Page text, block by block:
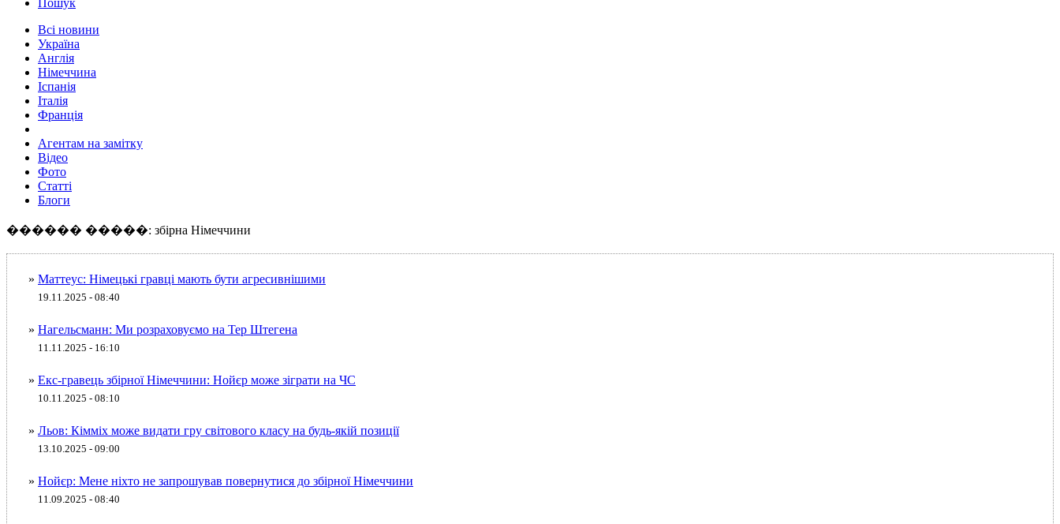
Пошук
Всі новини
Україна
Англія
Німеччина
Іспанія
Італія
Франція
Агентам на замітку
Відео
Фото
Статті
Блоги
������ �����: збірна Німеччини
» Маттеус: Німецькі гравці мають бути агресивнішими
19.11.2025 - 08:40
» Нагельсманн: Ми розраховуємо на Тер Штегена
11.11.2025 - 16:10
» Екс-гравець збірної Німеччини: Нойєр може зіграти на ЧС
10.11.2025 - 08:10
» Льов: Кімміх може видати гру світового класу на будь-якій позиції
13.10.2025 - 09:00
» Нойєр: Мене ніхто не запрошував повернутися до збірної Німеччини
11.09.2025 - 08:40